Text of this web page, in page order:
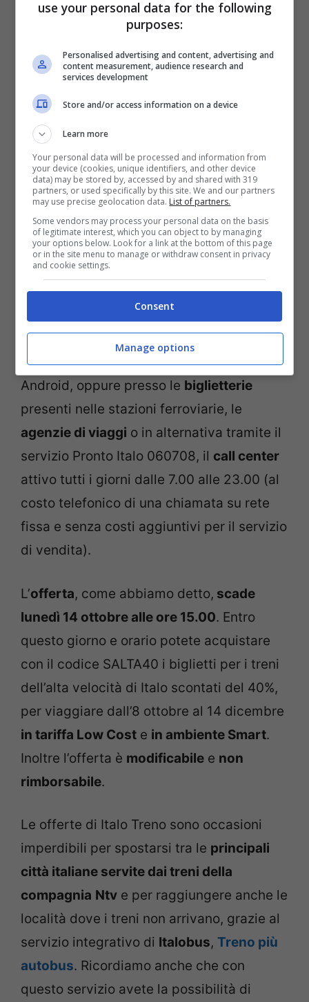
come acquistare il biglietto
Per usufruire dellapromozione del codice
sconto di Italo, con il prezzo del treno ad
alta velocitàribassato fino al 40%
inserire ilcodice promo SALTA40
nell’appositobox sulla pagina web con il
form per l’acquisto, che trovate sul sito
web ufficiale di Italo Treno (italotreno.it). Il
codice va inserito nel box in fondo a
sinistra, dove appare in grigio la scritta:
Inserisci codice promo“.
I biglietti si acquistano sia da desktop che
da mobile, tramite laApp Italoda Ios e
Android, oppure presso le biglietterie
presenti nelle stazioni ferroviarie, le
agenzie di viaggi o in alternativa tramite il
servizio Pronto Italo 060708, il call center
attivo tutti i giorni dalle 7.00 alle 23.00 (al
costo telefonico di una chiamata su rete
fissa e senza costi aggiuntivi per il servizio
di vendita).
L’offerta, come abbiamo detto, scade
lunedì 14 ottobre alle ore 15.00. Entro
questo giorno e orario potete acquistare
con il codice SALTA40 i biglietti per i treni
dell’alta velocità di Italo scontati del 40%,
per viaggiare dall’8 ottobre al 14 dicembre
in tariffa Low Cost e in ambiente Smart.
Inoltre l’offerta è modificabile e non
rimborsabile.
Le offerte di Italo Treno sono occasioni
imperdibili per spostarsi tra le principali
città italiane servite dai treni della
compagnia Ntv e per raggiungere anche le
località dove i treni non arrivano, grazie al
servizio integrativo di Italobus, Treno più
autobus. Ricordiamo anche che con
questo servizio avete la possibilità di
use your personal data for the following
purposes:
Personalised advertising and content, advertising and
content measurement, audience research and
services development
Store and/or access information on a device
Learn more
Your personal data will be processed and information from
your device (cookies, unique identifiers, and other device
data) may be stored by, accessed by and shared with 319
partners, or used specifically by this site. We and our partners
may use precise geolocation data. List of partners.
Some vendors may process your personal data on the basis
of legitimate interest, which you can object to by managing
your options below. Look for a link at the bottom of this page
or in the site menu to manage or withdraw consent in privacy
and cookie settings.
Consent
Manage options